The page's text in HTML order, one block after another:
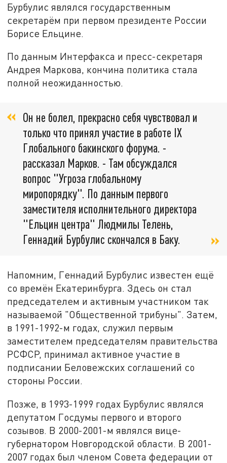
Бурбулис являлся государственным
секретарём при первом президенте России
Борисе Ельцине.
По данным Интерфакса и пресс-секретаря
Андрея Маркова, кончина политика стала
полной неожиданностью.
Он не болел, прекрасно себя чувствовал и
только что принял участие в работе IХ
Глобального бакинского форума. -
рассказал Марков. - Там обсуждался
вопрос "Угроза глобальному
миропорядку". По данным первого
заместителя исполнительного директора
"Ельцин центра" Людмилы Телень,
Геннадий Бурбулис скончался в Баку.
Напомним, Геннадий Бурбулис известен ещё
со времён Екатеринбурга. Здесь он стал
председателем и активным участником так
называемой "Общественной трибуны". Затем,
в 1991-1992-м годах, служил первым
заместителем председателям правительства
РСФСР, принимал активное участие в
подписании Беловежских соглашений со
стороны России.
Позже, в 1993-1999 годах Бурбулис являлся
депутатом Госдумы первого и второго
созывов. В 2000-2001-м являлся вице-
губернатором Новгородской области. В 2001-
2007 годах был членом Совета федерации от